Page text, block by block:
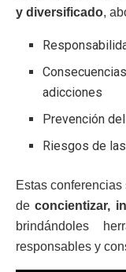
y diversificado,
adicciones
Prevención
Riesgos de
Estas
deconcientizar,
brindándoles
responsables y